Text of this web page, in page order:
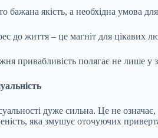
бажана якість, а необхідна умова
до життя – це магніт для цікавих
привабливість полягає не лише у
дуже сильна. Це не
яка змушує оточуючих